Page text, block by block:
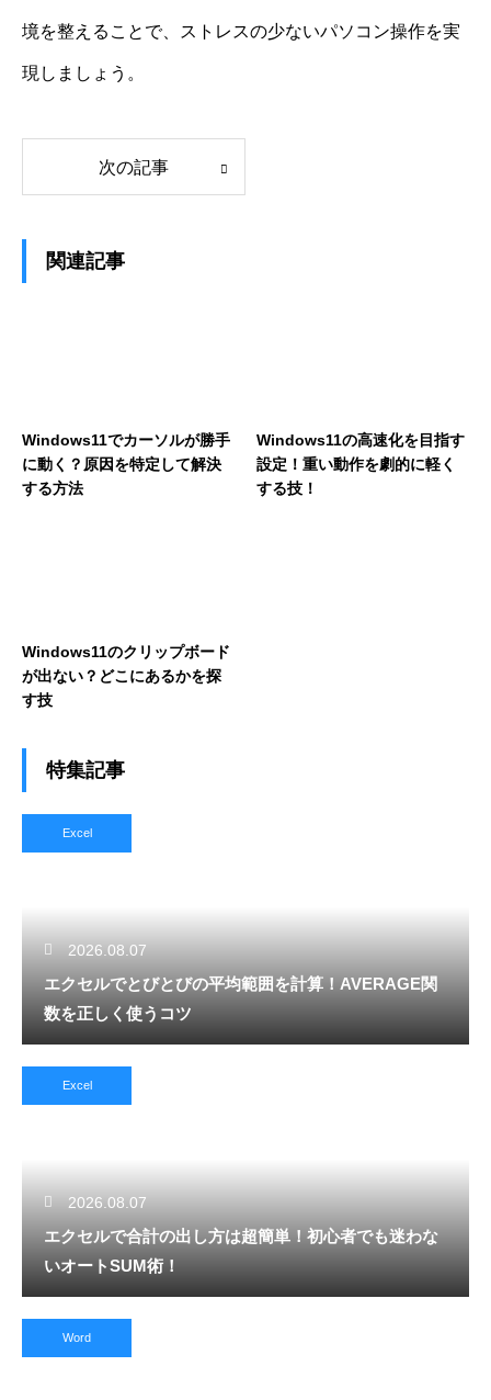
境を整えることで、ストレスの少ないパソコン操作を実
現しましょう。
次の記事
関連記事
Windows11でカーソルが勝手
に動く？原因を特定して解決
する方法
Windows11の高速化を目指す
設定！重い動作を劇的に軽く
する技！
Windows11のクリップボード
が出ない？どこにあるかを探
す技
特集記事
Excel
2026.08.07
エクセルでとびとびの平均範囲を計算！AVERAGE関
数を正しく使うコツ
Excel
2026.08.07
エクセルで合計の出し方は超簡単！初心者でも迷わな
いオートSUM術！
Word